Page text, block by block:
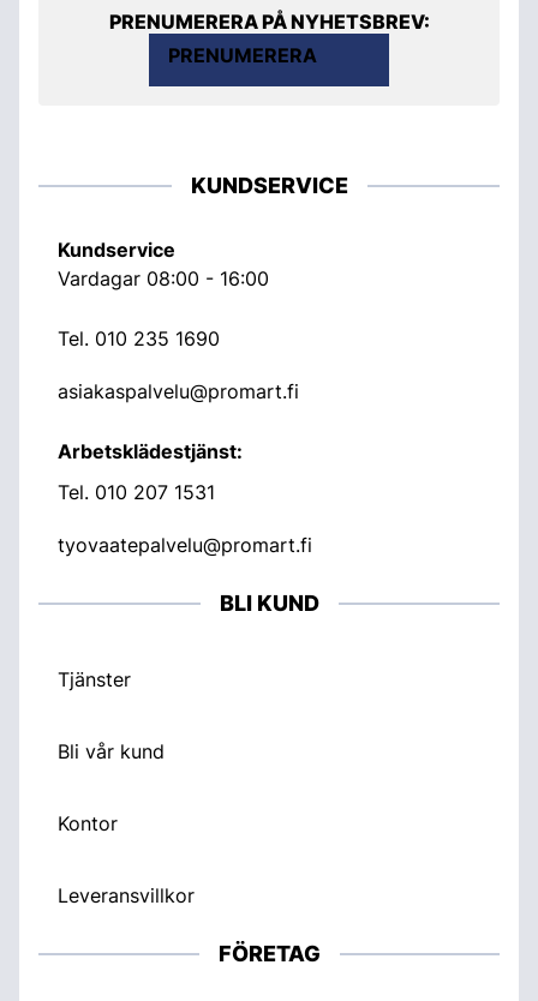
PRENUMERERA PÅ NYHETSBREV:
PRENUMERERA
KUNDSERVICE
Kundservice
Vardagar 08:00 - 16:00
Tel. 010 235 1690
asiakaspalvelu@promart.fi
Arbetsklädestjänst:
Tel. 010 207 1531
tyovaatepalvelu@promart.fi
BLI KUND
Tjänster
Bli vår kund
Kontor
Leveransvillkor
FÖRETAG